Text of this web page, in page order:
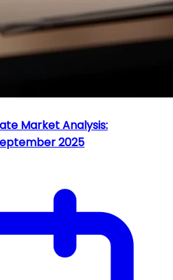
Market Analysis:
2025